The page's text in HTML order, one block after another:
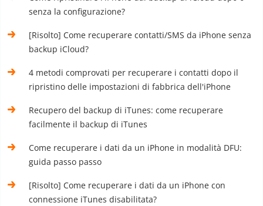
senza la configurazione?
[Risolto] Come recuperare contatti/SMS da iPhone senza
backup iCloud?
4 metodi comprovati per recuperare i contatti dopo il
ripristino delle impostazioni di fabbrica dell'iPhone
Recupero del backup di iTunes: come recuperare
facilmente il backup di iTunes
Come recuperare i dati da un iPhone in modalità DFU:
guida passo passo
[Risolto] Come recuperare i dati da un iPhone con
connessione iTunes disabilitata?